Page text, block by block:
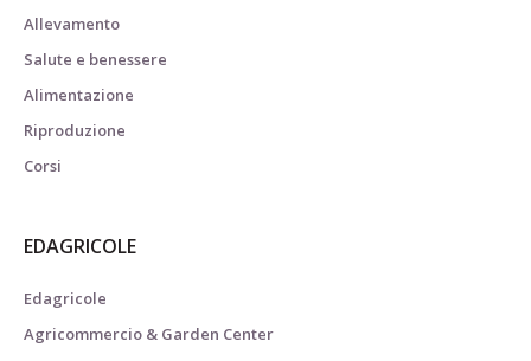
Allevamento
Salute e benessere
Alimentazione
Riproduzione
Corsi
EDAGRICOLE
Edagricole
Agricommercio & Garden Center